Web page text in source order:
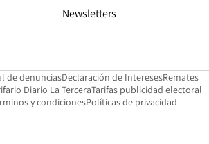
in new window
Newsletters
de denunciasOpens in new window
Declaración de InteresesOpens in
Remates
in new window
Diario La TerceraOpens in new window
Tarifas publicidad electoral
in new window
y condicionesPolíticas de privacidad